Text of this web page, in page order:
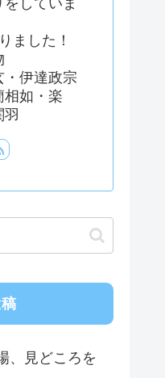
ました！
・伊達政宗
相如・楽
、見どころを